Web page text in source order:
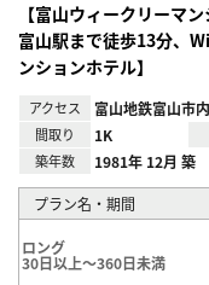
【富山ウィークリーマ
富山駅まで徒歩13分、
ンションホテル】
アクセス 富山地鉄富山市
間取り 1K
築年数 1981年 12月 築
プラン名・期間
ロング
30日以上～360日未満